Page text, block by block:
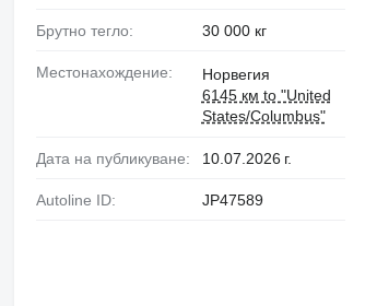
Брутно тегло: 30 000 кг
Местонахождение:
Норвегия
6145 км to "United
States/Columbus"
Дата на публикуване: 10.07.2026 г.
Autoline ID: JP47589